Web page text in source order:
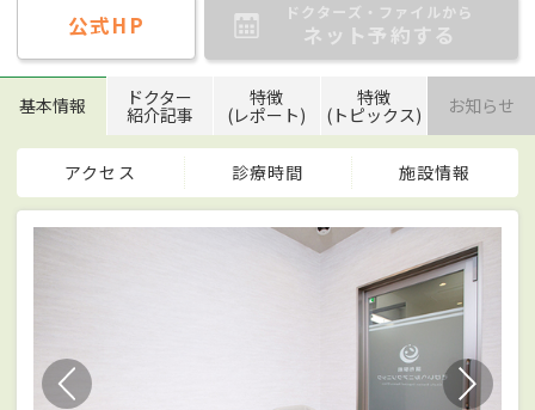
公式HP ドクターズ・ファイルから
ネット予約する
基本情報 ドクター
紹介記事
特徴
(レポート)
特徴
(トピックス) お知らせ
アクセス 診療時間 施設情報